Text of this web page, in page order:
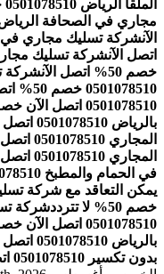
الملقا الرياض 0501078510 خصم 50% اتصل الآن
الآن
اتصل الآن
خصم 50% اتصل الآن
شركة
0501078510 خصم 50% اتصل الآن
0501078510 اتصل الآن خصم 50% لا تتردد
بالرياض 0501078510 اتصل الآن خصم 50% لا تتردد
المجاري 0501078510 اتصل الآن خصم 50% لا تتردد
المجاري 0501078510 اتصل الآن خصم 50% لا تتردد
في الحمام والمطبخ 0501078510 اتصل الآن خصم 50% لا تتردد
خصم 50% لا تتردد
شركة
0501078510 اتصل الآن خصم 50% لا تتردد
بالرياض 0501078510 اتصل الآن خصم 50% لا تتردد
بدون تكسير 0501078510 اتصل الآن خصم 50% لا تتردد